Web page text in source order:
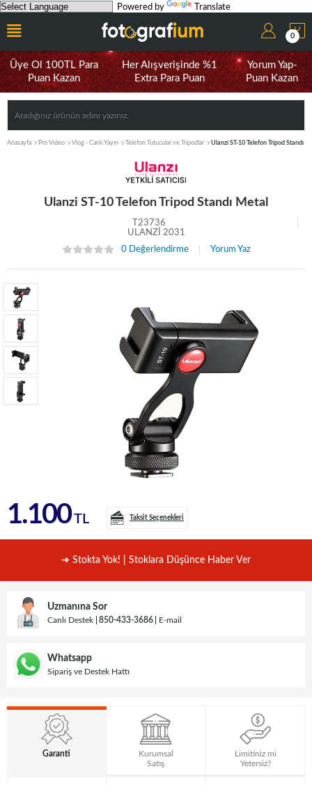
Powered by Translate
0
Üye Ol 100TL Para
Puan Kazan
Her Alışverişinde %1
Extra Para Puan
Yorum Yap-
Puan Kazan
Anasayfa Pro Video Vlog - Canlı Yayın Telefon Tutucular ve Tripodlar Ulanzi ST-10 Telefon Tripod Standı
Ulanzi ST-10 Telefon Tripod Standı Metal
T23736
ULANZİ 2031
0 Değerlendirme
Yorum Yaz
1.100TL Taksit Seçenekleri
➜ Stokta Yok! | Stoklara Düşünce Haber Ver
Uzmanına Sor
Canlı Destek 850-433-3686 E-mail
Whatsapp
Sipariş ve Destek Hattı
Garanti
Kurumsal
Satış
Limitiniz mi
Yetersiz?